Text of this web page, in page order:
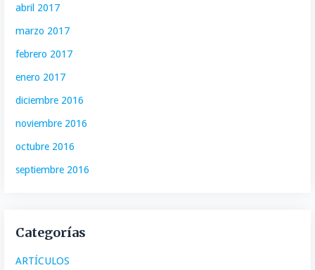
abril 2017
marzo 2017
febrero 2017
enero 2017
diciembre 2016
noviembre 2016
octubre 2016
septiembre 2016
Categorías
ARTÍCULOS